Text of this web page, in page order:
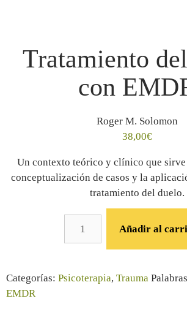
Tratamiento
con
Roger M. Solomon
38,00€
Un contexto teórico y clínico que sirve
conceptualización de casos y la
tratamiento del duelo.
Añadir al
Categorías: Psicoterapia, Trauma
EMDR